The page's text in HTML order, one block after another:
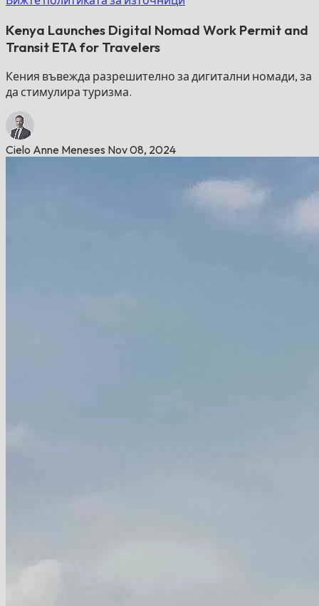
Kenya Launches Digital Nomad Work Permit and
Transit ETA for Travelers
Кения въвежда разрешително за дигитални номади, за
да стимулира туризма.
Cielo Anne Meneses Nov 08, 2024